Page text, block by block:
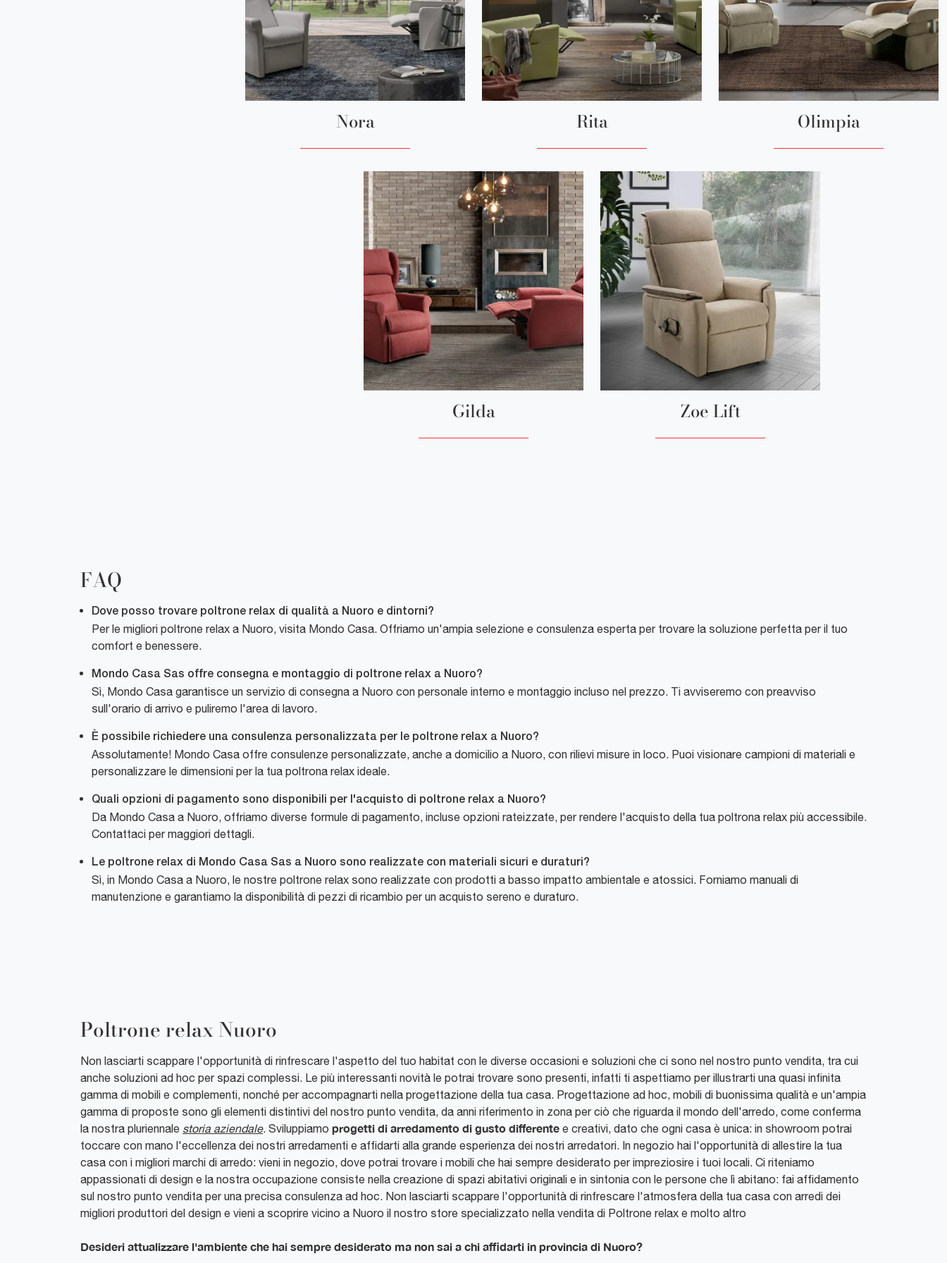
Nora Rita Olimpia
Gilda Zoe Lift
Poltrone relax Nuoro
Non lasciarti scappare l'opportunità di rinfrescare l'aspetto del tuo habitat con le diverse occasioni e soluzioni che ci sono nel nostro punto vendita, tra cui
anche soluzioni ad hoc per spazi complessi. Le più interessanti novità le potrai trovare sono presenti, infatti ti aspettiamo per illustrarti una quasi infinita
gamma di mobili e complementi, nonché per accompagnarti nella progettazione della tua casa. Progettazione ad hoc, mobili di buonissima qualità e un'ampia
gamma di proposte sono gli elementi distintivi del nostro punto vendita, da anni riferimento in zona per ciò che riguarda il mondo dell'arredo, come conferma
la nostra pluriennale storia aziendale. Sviluppiamo progetti di arredamento di gusto differente e creativi, dato che ogni casa è unica: in showroom potrai
toccare con mano l'eccellenza dei nostri arredamenti e affidarti alla grande esperienza dei nostri arredatori. In negozio hai l'opportunità di allestire la tua
casa con i migliori marchi di arredo: vieni in negozio, dove potrai trovare i mobili che hai sempre desiderato per impreziosire i tuoi locali. Ci riteniamo
appassionati di design e la nostra occupazione consiste nella creazione di spazi abitativi originali e in sintonia con le persone che lì abitano: fai affidamento
sul nostro punto vendita per una precisa consulenza ad hoc. Non lasciarti scappare l'opportunità di rinfrescare l'atmosfera della tua casa con arredi dei
migliori produttori del design e vieni a scoprire vicino a Nuoro il nostro store specializzato nella vendita di Poltrone relax e molto altro
Desideri attualizzare l'ambiente che hai sempre desiderato ma non sai a chi affidarti in provincia di Nuoro?
FAQ
Dove posso trovare poltrone relax di qualità a Nuoro e dintorni?
Per le migliori poltrone relax a Nuoro, visita Mondo Casa. Offriamo un'ampia selezione e consulenza esperta per trovare la soluzione perfetta per il tuo
comfort e benessere.
Mondo Casa Sas offre consegna e montaggio di poltrone relax a Nuoro?
Sì, Mondo Casa garantisce un servizio di consegna a Nuoro con personale interno e montaggio incluso nel prezzo. Ti avviseremo con preavviso
sull'orario di arrivo e puliremo l'area di lavoro.
È possibile richiedere una consulenza personalizzata per le poltrone relax a Nuoro?
Assolutamente! Mondo Casa offre consulenze personalizzate, anche a domicilio a Nuoro, con rilievi misure in loco. Puoi visionare campioni di materiali e
personalizzare le dimensioni per la tua poltrona relax ideale.
Quali opzioni di pagamento sono disponibili per l'acquisto di poltrone relax a Nuoro?
Da Mondo Casa a Nuoro, offriamo diverse formule di pagamento, incluse opzioni rateizzate, per rendere l'acquisto della tua poltrona relax più accessibile.
Contattaci per maggiori dettagli.
Le poltrone relax di Mondo Casa Sas a Nuoro sono realizzate con materiali sicuri e duraturi?
Sì, in Mondo Casa a Nuoro, le nostre poltrone relax sono realizzate con prodotti a basso impatto ambientale e atossici. Forniamo manuali di
manutenzione e garantiamo la disponibilità di pezzi di ricambio per un acquisto sereno e duraturo.